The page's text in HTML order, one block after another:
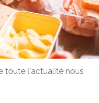
toute l'actualité nous